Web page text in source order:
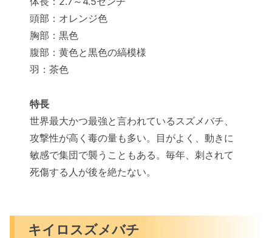
頭部：オレンジ色
胸部：黒色
腹部：黄色と黒色の縞模様
羽：茶色
特長
世界最大かつ最強と言われているスズメバチ、
攻撃性が高く毒の量も多い。目がよく、動きに
敏感で集団で襲うこともある。毎年、刺されて
死傷する人が後を絶たない。
キイロスズメバチ